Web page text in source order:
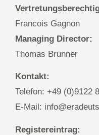
Francois Gagnon
Managing Director:
Thomas Brunner
Kontakt:
Telefon: +49 (0)9122
E-Mail:
Registereintrag: